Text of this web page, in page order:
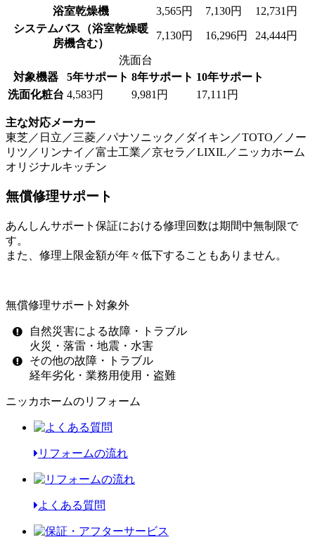
浴室乾燥機
3,565円 7,130円
12,731円
システムバス（浴室乾燥暖
房機含む）
7,130円 16,296円 24,444円
洗面台
対象機器
5年サポート 8年サポート 10年サポート
洗面化粧台 4,583円 9,981円 17,111円
主な対応メーカー
東芝／日立／三菱／パナソニック／ダイキン／TOTO／ノー
リツ／リンナイ／富士工業／京セラ／LIXIL／ニッカホーム
オリジナルキッチン
無償修理サポート
あんしんサポート保証における修理回数は期間中無制限で
す。
また、修理上限金額が年々低下することもありません。
無償修理サポート対象外
自然災害による故障・トラブル
火災・落雷・地震・水害
その他の故障・トラブル
経年劣化・業務用使用・盗難
ニッカホームのリフォーム
リフォームの流れ
よくある質問